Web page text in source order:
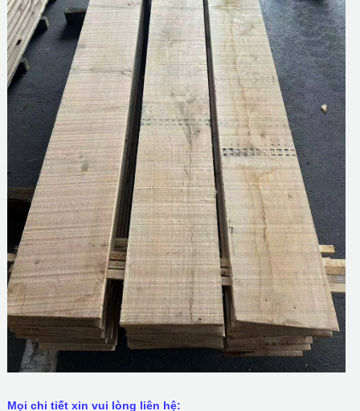
Mọi chi tiết xin vui lòng liên hệ: